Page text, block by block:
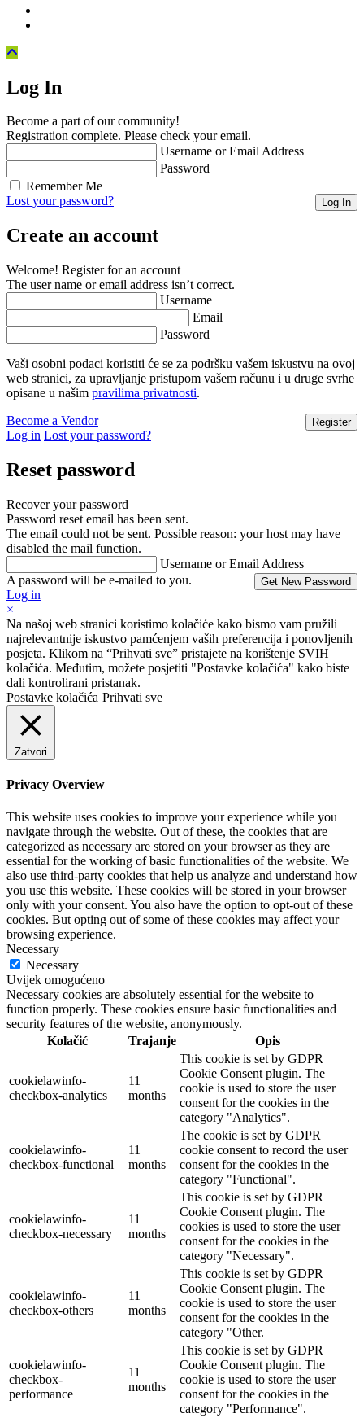
Log In
Become a part of our community!
Registration complete. Please check your email.
Username or Email Address
Password
Remember Me
Lost your password?
Create an account
Welcome! Register for an account
The user name or email address isn’t correct.
Username
Email
Password
Vaši osobni podaci koristiti će se za podršku vašem iskustvu na ovoj
web stranici, za upravljanje pristupom vašem računu i u druge svrhe
opisane u našim pravilima privatnosti.
Become a Vendor
Log in Lost your password?
Reset password
Recover your password
Password reset email has been sent.
The email could not be sent. Possible reason: your host may have
disabled the mail function.
Username or Email Address
A password will be e-mailed to you.
Log in
×
Na našoj web stranici koristimo kolačiće kako bismo vam pružili
najrelevantnije iskustvo pamćenjem vaših preferencija i ponovljenih
posjeta. Klikom na “Prihvati sve” pristajete na korištenje SVIH
kolačića. Međutim, možete posjetiti "Postavke kolačića" kako biste
dali kontrolirani pristanak.
Postavke kolačića Prihvati sve
Zatvori
Privacy Overview
This website uses cookies to improve your experience while you
navigate through the website. Out of these, the cookies that are
categorized as necessary are stored on your browser as they are
essential for the working of basic functionalities of the website. We
also use third-party cookies that help us analyze and understand how
you use this website. These cookies will be stored in your browser
only with your consent. You also have the option to opt-out of these
cookies. But opting out of some of these cookies may affect your
browsing experience.
Necessary
Necessary
Uvijek omogućeno
Necessary cookies are absolutely essential for the website to
function properly. These cookies ensure basic functionalities and
security features of the website, anonymously.
Kolačić
Trajanje Opis
cookielawinfo-
checkbox-analytics
11
months
This cookie is set by GDPR
Cookie Consent plugin. The
cookie is used to store the user
consent for the cookies in the
category "Analytics".
cookielawinfo-
checkbox-functional
11
months
The cookie is set by GDPR
cookie consent to record the user
consent for the cookies in the
category "Functional".
cookielawinfo-
checkbox-necessary
11
months
This cookie is set by GDPR
Cookie Consent plugin. The
cookies is used to store the user
consent for the cookies in the
category "Necessary".
cookielawinfo-
checkbox-others
11
months
This cookie is set by GDPR
Cookie Consent plugin. The
cookie is used to store the user
consent for the cookies in the
category "Other.
cookielawinfo-
checkbox-
performance
11
months
This cookie is set by GDPR
Cookie Consent plugin. The
cookie is used to store the user
consent for the cookies in the
category "Performance".